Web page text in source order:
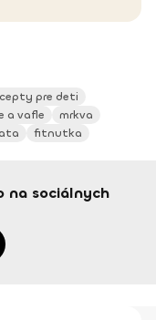
pre deti
a vafle
mrkva
fitnutka
na sociálnych